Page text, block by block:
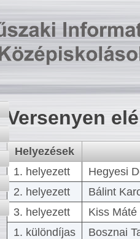
Versenyen
Helyezések
1. helyezett
Hegyesi
2. helyezett
Bálint
3. helyezett
Kiss
1. különdíjas
Bosznai